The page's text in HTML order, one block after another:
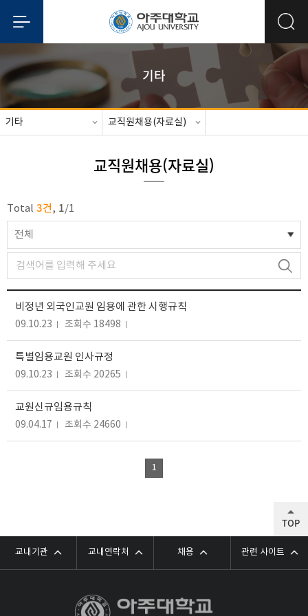
기타
기타 교직원채용(자료실)
교직원채용(자료실)
Total 3건, 1/1
전체
비정년 외국인교원 임용에 관한 시행규칙
09.10.23 조회수 18498
특별임용교원 인사규정
09.10.23 조회수 20265
교원신규임용규칙
09.04.17 조회수 24660
1
교내기관 교내연락처 채용 관련 사이트
TOP